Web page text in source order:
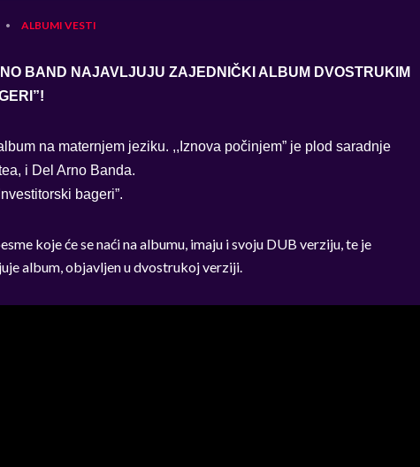
• ALBUMI VESTI
BAND NAJAVLJUJU ZAJEDNIČKI ALBUM DVOSTRUKIM
na maternjem jeziku. ,,Iznova počinjem” je plod saradnje
i Del Arno Banda.
bageri”.
koje će se naći na albumu, imaju i svoju DUB verziju, te je
album, objavljen u dvostrukoj verziji.